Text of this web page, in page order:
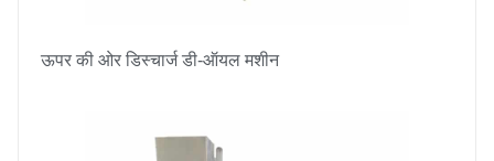
ऊपर की ओर डिस्चार्ज डी-ऑयल मशीन